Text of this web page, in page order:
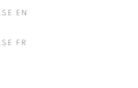
EN
FR